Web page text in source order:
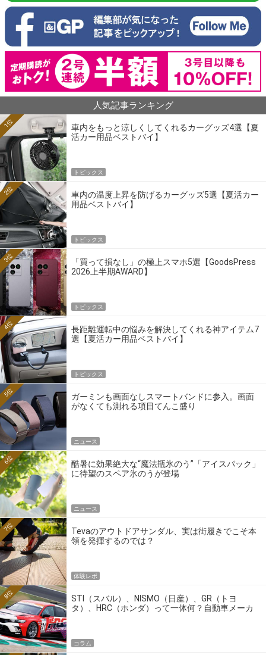
人気記事ランキング
車内をもっと涼しくしてくれるカーグッズ4選【夏
活カー用品ベストバイ】
1位
トピックス
車内の温度上昇を防げるカーグッズ5選【夏活カー
用品ベストバイ】
2位
トピックス
「買って損なし」の極上スマホ5選【GoodsPress
2026上半期AWARD】
3位
トピックス
長距離運転中の悩みを解決してくれる神アイテム7
選【夏活カー用品ベストバイ】
4位
トピックス
ガーミンも画面なしスマートバンドに参入。画面
がなくても測れる項目てんこ盛り
5位
ニュース
酷暑に効果絶大な“魔法瓶氷のう”「アイスパック」
に待望のスペア氷のうが登場
6位
ニュース
Tevaのアウトドアサンダル、実は街履きでこそ本
領を発揮するのでは？
7位
体験レポ
STI（スバル）、NISMO（日産）、GR（トヨ
タ）、HRC（ホンダ）って一体何？自動車メーカ
8位
コラム